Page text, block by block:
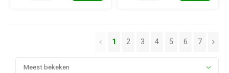
Meest bekeken
1 2 3 4 5 6 7